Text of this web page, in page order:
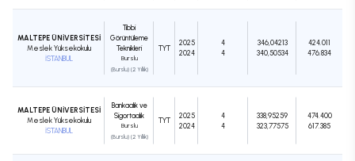
MALTEPE ÜNİVERSİTESİ
Meslek Yüksekokulu
İSTANBUL
Tıbbi
Görüntüleme
Teknikleri
Burslu
(Burslu) (2 Yıllık)
TYT
2025
2024
4
4
346,04213
340,50534
424.011
476.834
MALTEPE ÜNİVERSİTESİ
Meslek Yüksekokulu
İSTANBUL
Bankacılık ve
Sigortacılık
Burslu
(Burslu) (2 Yıllık)
TYT
2025
2024
4
4
338,95259
323,77575
474.400
617.385